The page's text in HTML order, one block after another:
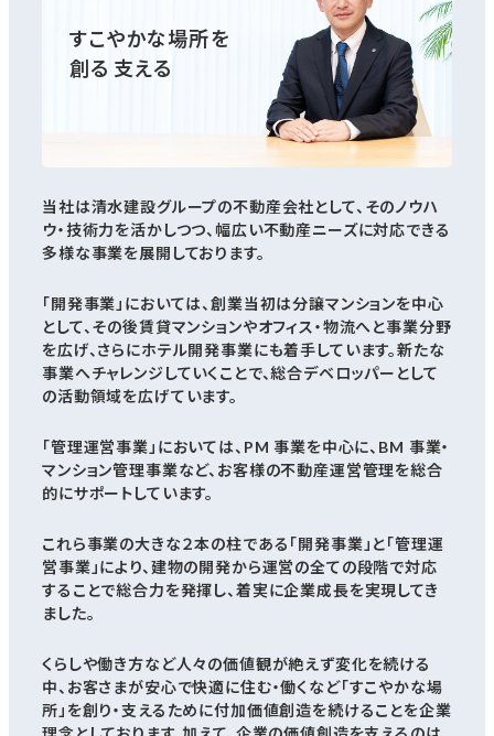
すこやかな場所を
創る 支える
当社は清水建設グループの不動産会社として、そのノウハ
ウ・技術力を活かしつつ、幅広い不動産ニーズに対応できる
多様な事業を展開しております。
「開発事業」においては、創業当初は分譲マンションを中心
として、その後賃貸マンションやオフィス・物流へと事業分野
を広げ、さらにホテル開発事業にも着手しています。新たな
事業へチャレンジしていくことで、総合デベロッパーとして
の活動領域を広げています。
「管理運営事業」においては、PM 事業を中心に、BM 事業・
マンション管理事業など、お客様の不動産運営管理を総合
的にサポートしています。
これら事業の大きな２本の柱である「開発事業」と「管理運
営事業」により、建物の開発から運営の全ての段階で対応
することで総合力を発揮し、着実に企業成長を実現してき
ました。
くらしや働き方など人々の価値観が絶えず変化を続ける
中、お客さまが安心で快適に住む・働くなど「すこやかな場
所」を創り・支えるために付加価値創造を続けることを企業